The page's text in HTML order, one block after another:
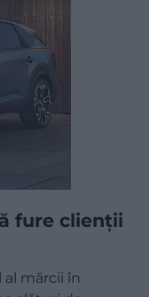
fure clienții
al mărcii în